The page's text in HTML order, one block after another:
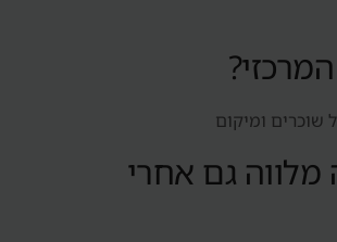
שוכרים ומיקום
גם אחרי